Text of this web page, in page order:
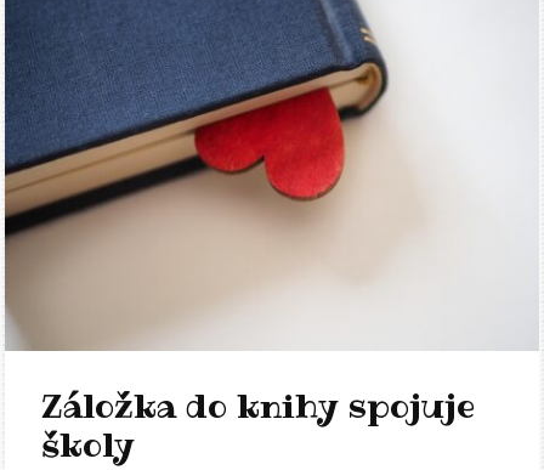
Záložka do knihy spojuje
školy